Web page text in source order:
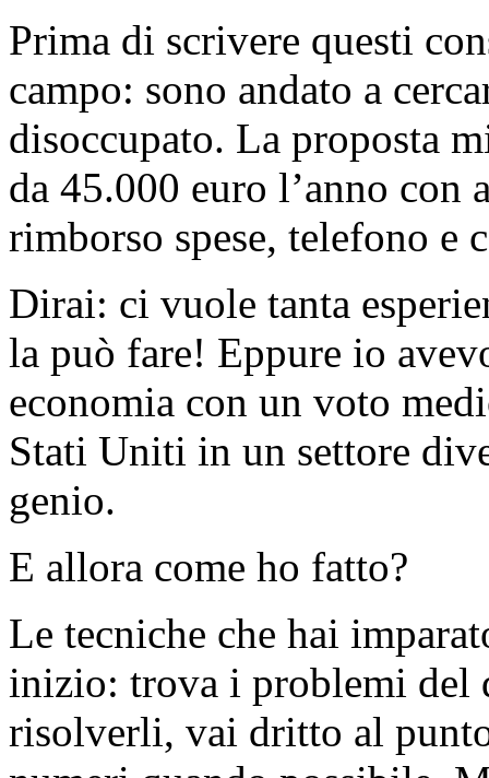
Prima di scrivere questi
campo: sono andato a
disoccupato. La proposta
da 45.000 euro l’anno
rimborso spese, telefono e
Dirai: ci vuole tanta
la può fare! Eppure io
economia con un voto
Stati Uniti in un settore
genio.
E allora come ho fatto?
Le tecniche che hai
inizio: trova i problemi del
risolverli, vai dritto al